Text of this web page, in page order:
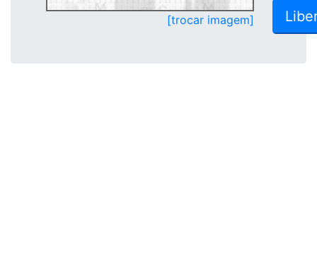
[trocar imagem]